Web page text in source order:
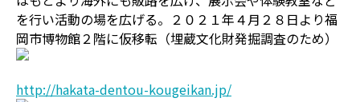
を行い活動の場を広げる。２０２１年４月２８日より福
岡市博物館２階に仮移転（埋蔵文化財発掘調査のため）
http://hakata-dentou-kougeikan.jp/